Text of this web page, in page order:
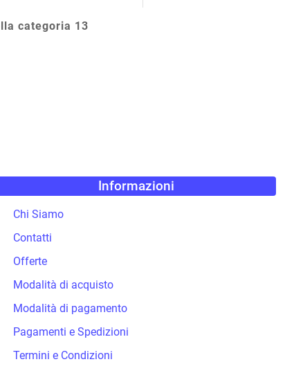
categoria 13
Informazioni
Chi Siamo
Contatti
Offerte
Modalità di acquisto
Modalità di pagamento
Pagamenti e Spedizioni
Termini e Condizioni